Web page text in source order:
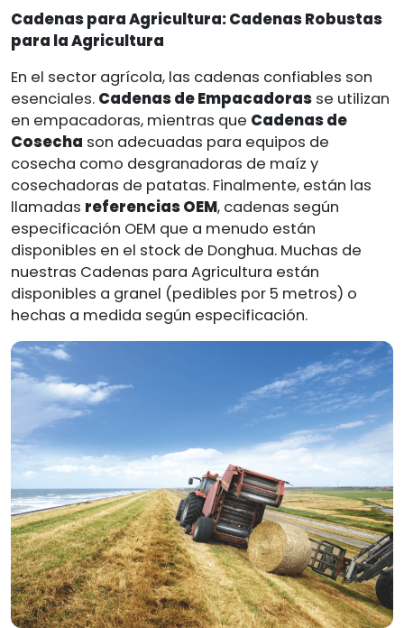
Cadenas para Agricultura: Cadenas Robustas
para la Agricultura
En el sector agrícola, las cadenas confiables son
esenciales. Cadenas de Empacadoras se utilizan
en empacadoras, mientras que Cadenas de
Cosecha son adecuadas para equipos de
cosecha como desgranadoras de maíz y
cosechadoras de patatas. Finalmente, están las
llamadas referencias OEM, cadenas según
especificación OEM que a menudo están
disponibles en el stock de Donghua. Muchas de
nuestras Cadenas para Agricultura están
disponibles a granel (pedibles por 5 metros) o
hechas a medida según especificación.